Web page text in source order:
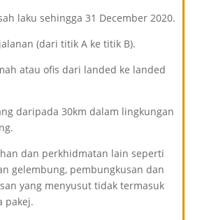
laku sehingga 31 December 2020.
(dari titik A ke titik B).
atau ofis dari landed ke landed
daripada 30km dalam lingkungan
dan perkhidmatan lain seperti
gelembung, pembungkusan dan
yang menyusut tidak termasuk
pakej.